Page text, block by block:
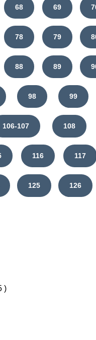
68 69
78 79
88 89
98 99
106-107 108
116 117
125 126
)